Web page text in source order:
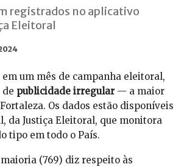
registrados no aplicativo
Eleitoral
em um mês de campanha eleitoral,
de publicidade irregular— a maior
Os dados estão disponíveis
da Justiça Eleitoral, que monitora
tipo em todo o País.
(769) diz respeito às